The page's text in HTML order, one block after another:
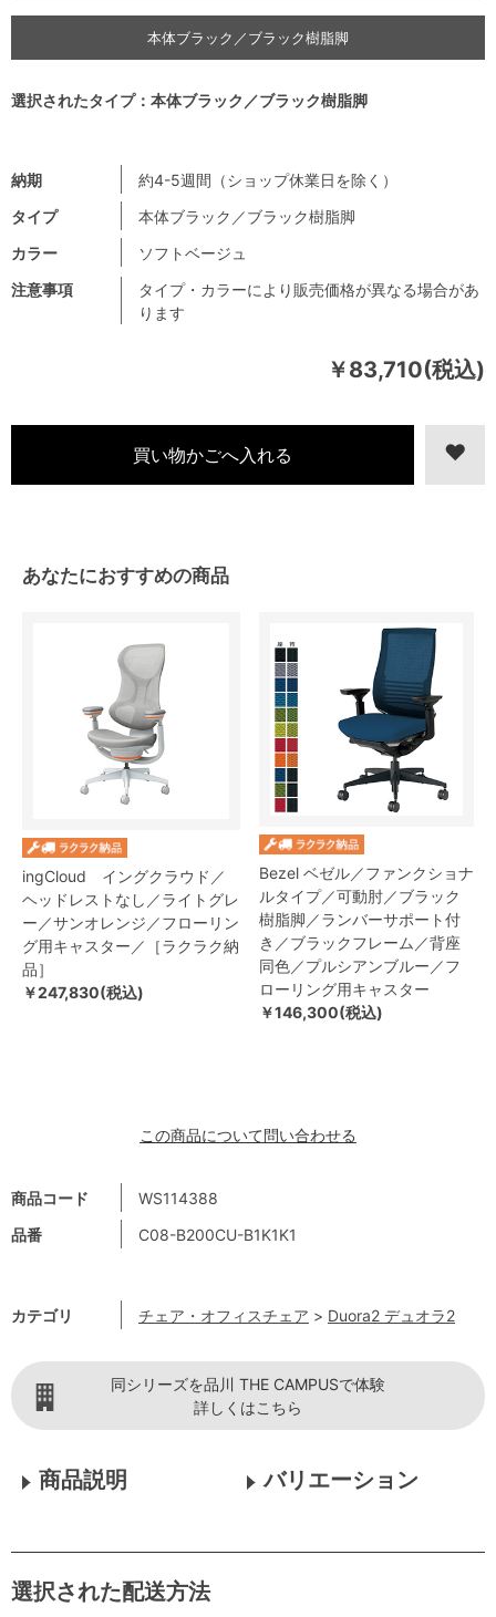
￥83,710(税込)
商品コード
WS114388
品番
C08-B200CU-B1K1K1
カテゴリ チェア・オフィスチェア > Duora2 デュオラ2
注意事項
タイプ・カラーにより販売価格が異なる場合があ
ります
納期
約4-5週間（ショップ休業日を除く）
タイプ
本体ブラック／ブラック樹脂脚
カラー
ソフトベージュ
本体ブラック／ブラック樹脂脚
選択されたタイプ：本体ブラック／ブラック樹脂脚
あなたにおすすめの商品
ingCloud イングクラウド／
ヘッドレストなし／ライトグレ
ー／サンオレンジ／フローリン
グ用キャスター／［ラクラク納
品］
￥247,830(税込)
Bezel ベゼル／ファンクショナ
ルタイプ／可動肘／ブラック
樹脂脚／ランバーサポート付
き／ブラックフレーム／背座
同色／プルシアンブルー／フ
ローリング用キャスター
￥146,300(税込)
この商品について問い合わせる
同シリーズを品川 THE CAMPUSで体験
詳しくはこちら
商品説明 バリエーション
選択された配送方法